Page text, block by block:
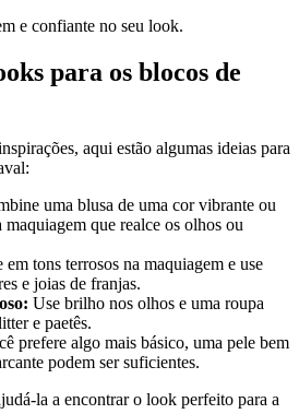
e confiante no seu look.
para os blocos de
aqui estão algumas ideias para
uma blusa de uma cor vibrante ou
maquiagem que realce os olhos ou
em tons terrosos na maquiagem e use
e joias de franjas.
Use brilho nos olhos e uma roupa
e paetês.
prefere algo mais básico, uma pele bem
podem ser suficientes.
la a encontrar o look perfeito para a